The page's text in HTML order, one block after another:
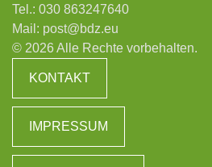
Tel.: 030 863247640
Mail: post@bdz.eu
© 2026 Alle Rechte vorbehalten.
KONTAKT
IMPRESSUM